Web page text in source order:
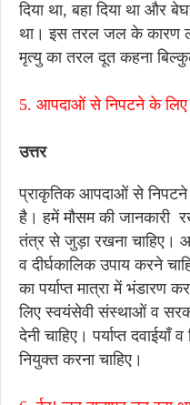
दिया था, बहा दिया था और
था। इस तरल जल के कारण
मृत्यु का तरल दूत कहना
5. आपदाओं से निपटने के
उत्तर
प्राकृतिक आपदाओं से निपटने
है। हमें मौसम की जानकारी
तंत्र से जुड़ा रखना चाहिए।
व दीर्घकालिक उपाय करने
का पर्याप्त मात्रा में भंडारण
लिए स्वयंसेवी संस्थाओं व
देनी चाहिए। पर्याप्त दवाईयाँ
नियुक्त करना चाहिए।